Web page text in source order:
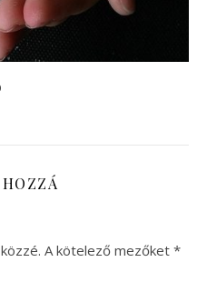
A kötelező mezőket *